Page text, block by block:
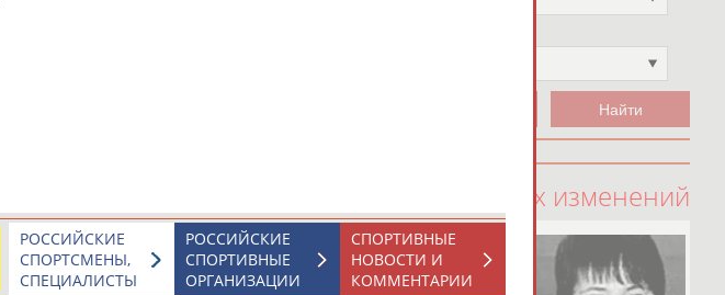
100 последних изменений
СПОРТИВНЫЕ
НОВОСТИ И
КОММЕНТАРИИ
РОССИЙСКИЕ
СПОРТИВНЫЕ
ОРГАНИЗАЦИИ
РОССИЙСКИЕ
СПОРТСМЕНЫ,
СПЕЦИАЛИСТЫ